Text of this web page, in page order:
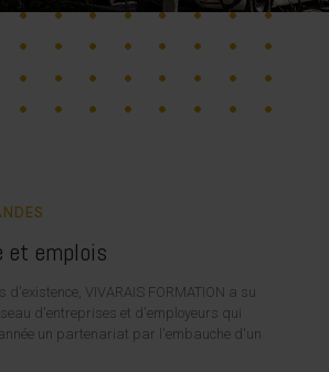
et emplois
d'existence, VIVARAIS FORMATION a su
d'entreprises et d'employeurs qui
un partenariat par l'embauche d'un